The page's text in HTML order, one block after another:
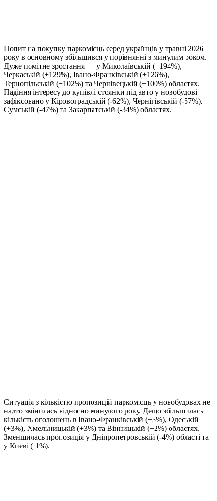
Попит на покупку паркомісць серед українців у травні 2026
року в основному збільшився у порівнянні з минулим роком.
Дуже помітне зростання — у Миколаївській (+194%),
Черкаській (+129%), Івано-Франківській (+126%),
Тернопільській (+102%) та Чернівецькій (+100%) областях.
Падіння інтересу до купівлі стоянки під авто у новобудові
зафіксовано у Кіровоградській (-62%), Чернігівській (-57%),
Сумській (-47%) та Закарпатській (-34%) областях.
Ситуація з кількістю пропозицій паркомісць у новобудовах не
надто змінилась відносно минулого року. Дещо збільшилась
кількість оголошень в Івано-Франківській (+3%), Одеській
(+3%), Хмельницькій (+3%) та Вінницькій (+2%) областях.
Зменшилась пропозиція у Дніпропетровській (-4%) області та
у Києві (-1%).